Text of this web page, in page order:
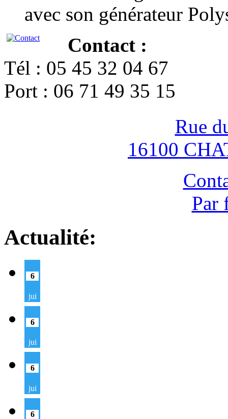
avec son générateur
Contact :
Tél : 05 45 32 04 67
Port : 06 71 49 35 15
Rue
16100
Par
Actualité:
6
jui
6
jui
6
jui
6